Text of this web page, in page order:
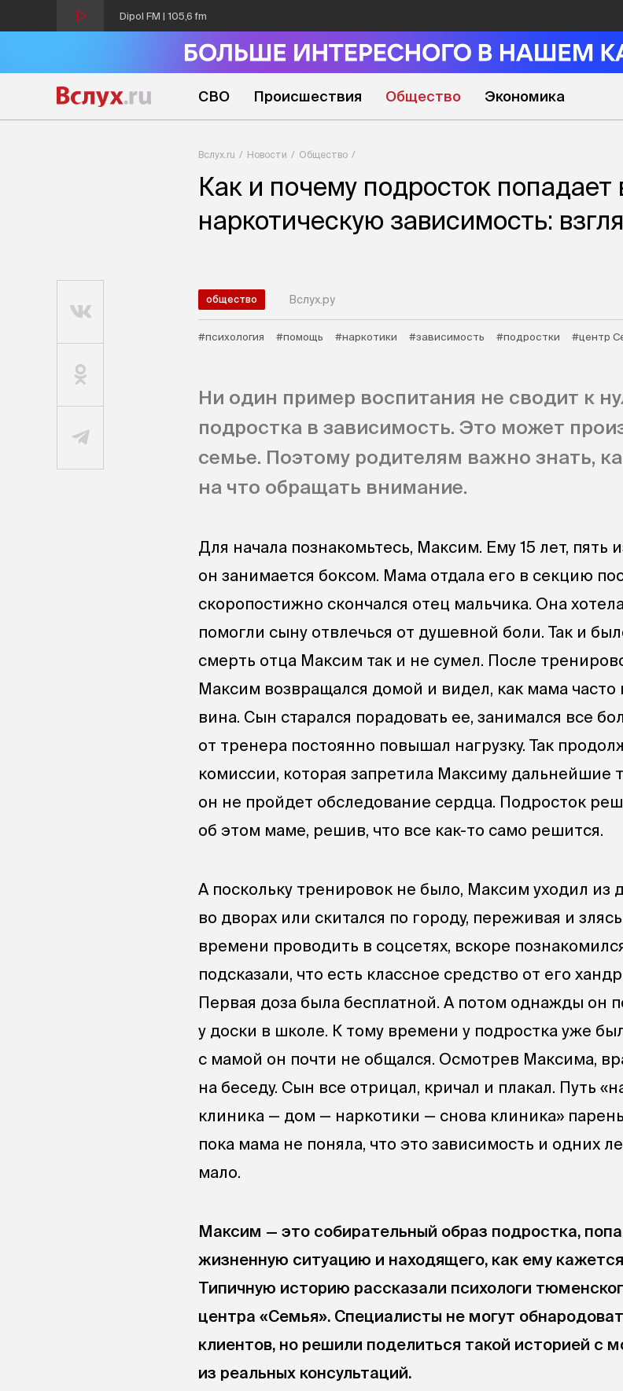
Dipol FM | 105,6 fm
СВО Происшествия Общество Экономика
Вслух.ru Новости Общество
Как и почему подросток попадает
наркотическую зависимость:
общество Вслух.ру
#психология #помощь #наркотики #зависимость #подростки #центр
Ни один пример воспитания не сводит к
подростка в зависимость. Это может
семье. Поэтому родителям важно знать,
на что обращать внимание.
Для начала познакомьтесь, Максим. Ему 15 лет, пять
он занимается боксом. Мама отдала его в секцию
скоропостижно скончался отец мальчика. Она
помогли сыну отвлечься от душевной боли. Так и
смерть отца Максим так и не сумел. После
Максим возвращался домой и видел, как мама часто
вина. Сын старался порадовать ее, занимался все
от тренера постоянно повышал нагрузку. Так
комиссии, которая запретила Максиму дальнейшие
он не пройдет обследование сердца. Подросток
об этом маме, решив, что все как-то само решится.
А поскольку тренировок не было, Максим уходил из
во дворах или скитался по городу, переживая и
времени проводить в соцсетях, вскоре
подсказали, что есть классное средство от его
Первая доза была бесплатной. А потом однажды он
у доски в школе. К тому времени у подростка уже
с мамой он почти не общался. Осмотрев Максима,
на беседу. Сын все отрицал, кричал и плакал. Путь
клиника — дом — наркотики — снова клиника»
пока мама не поняла, что это зависимость и одних
мало.
Максим — это собирательный образ подростка,
жизненную ситуацию и находящего, как ему
Типичную историю рассказали психологи
центра «Семья». Специалисты не могут
клиентов, но решили поделиться такой историей с
из реальных консультаций.